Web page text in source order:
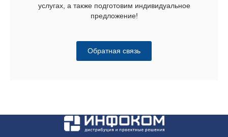
услугах, а также подготовим индивидуальное
предложение!
Обратная связь